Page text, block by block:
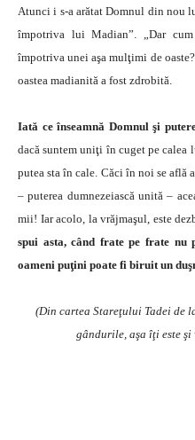
Atunci i s-a arătat Domnul din nou
împotriva lui Madian”. „Dar
împotriva unei aşa mulţimi de
oastea madianită a fost zdrobită.
Iată ce înseamnă Domnul şi
dacă suntem uniţi în cuget pe calea
putea sta în cale. Căci în noi se află
– puterea dumnezeiască unită –
mii! Iar acolo, la vrăjmaşul, este
spui asta, când frate pe frate nu
oameni puţini poate fi biruit un
(Din cartea Stareţului Tadei de
gândurile, aşa îţi este